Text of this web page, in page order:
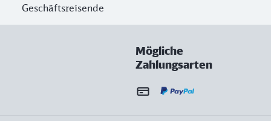
Geschäftsreisende
Mögliche
Zahlungsarten